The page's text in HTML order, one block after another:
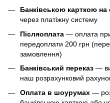
Банківською карткою на
через платіжну систему
Післяоплата — оплата
передоплати 200 грн
замовлення)
Банківський переказ —
наш розрахунковий
Оплата в шоурумах —